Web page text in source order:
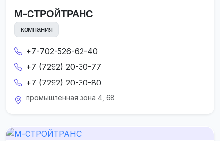
М-СТРОЙТРАНС
компания
+7-702-526-62-40
+7 (7292) 20-30-77
+7 (7292) 20-30-80
промышленная зона 4, 68